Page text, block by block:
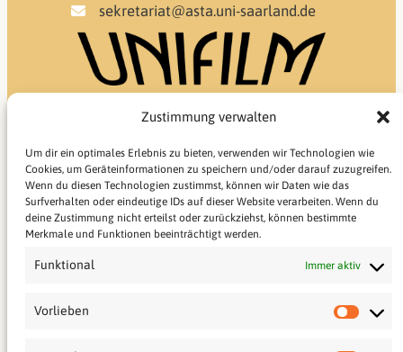
Zustimmung verwalten
Um dir ein optimales Erlebnis zu bieten, verwenden wir Technologien wie
Cookies, um Geräteinformationen zu speichern und/oder darauf zuzugreifen.
Wenn du diesen Technologien zustimmst, können wir Daten wie das
Surfverhalten oder eindeutige IDs auf dieser Website verarbeiten. Wenn du
deine Zustimmung nicht erteilst oder zurückziehst, können bestimmte
Merkmale und Funktionen beeinträchtigt werden.
Funktional Immer aktiv
Vorlieben
sekretariat@asta.uni-saarland.de